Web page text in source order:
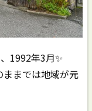
1992年3月✨
までは地域が元